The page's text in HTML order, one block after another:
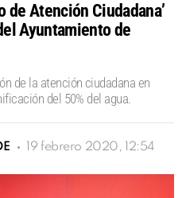
de Atención Ciudadana’
Ayuntamiento de
de la atención ciudadana en
del 50% del agua.
19 febrero 2020, 12:54